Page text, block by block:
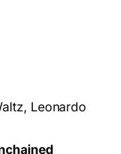
Leonardo